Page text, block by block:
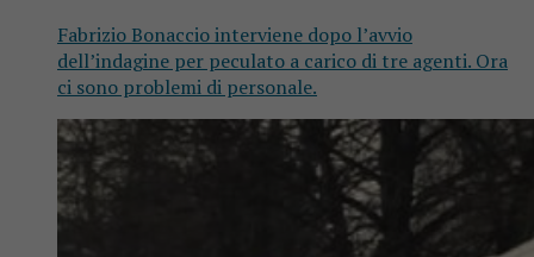
Fabrizio Bonaccio interviene dopo l’avvio
dell’indagine per peculato a carico di tre agenti. Ora
ci sono problemi di personale.